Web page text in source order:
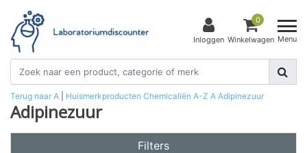
Inloggen
0
Winkelwagen Menu
Terug naar A Huismerkproducten Chemicaliën A-Z A Adipinezuur
Adipinezuur
Filters